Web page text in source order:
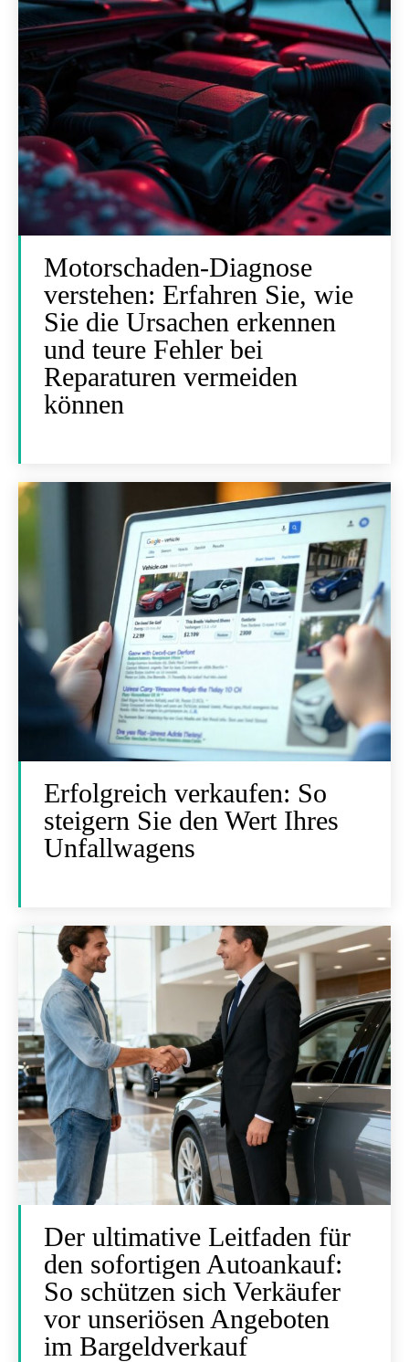
Motorschaden-Diagnose
verstehen: Erfahren Sie, wie
Sie die Ursachen erkennen
und teure Fehler bei
Reparaturen vermeiden
können
Erfolgreich verkaufen: So
steigern Sie den Wert Ihres
Unfallwagens
Der ultimative Leitfaden für
den sofortigen Autoankauf:
So schützen sich Verkäufer
vor unseriösen Angeboten
im Bargeldverkauf